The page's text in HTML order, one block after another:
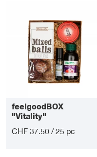
feelgoodBOX
"Vitality"
CHF 37.50 / 25 pc